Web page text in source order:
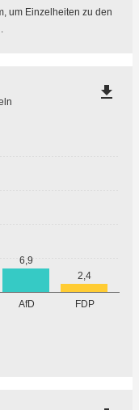
um Einzelheiten zu den
AfD FDP
6,9
2,4
file_download